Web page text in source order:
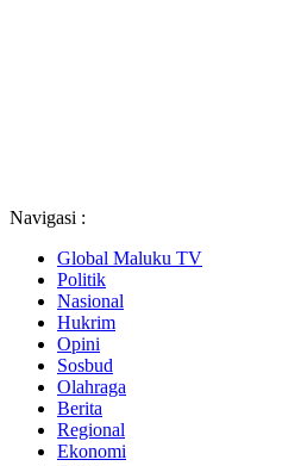
Navigasi :
Global Maluku TV
Politik
Nasional
Hukrim
Opini
Sosbud
Olahraga
Berita
Regional
Ekonomi